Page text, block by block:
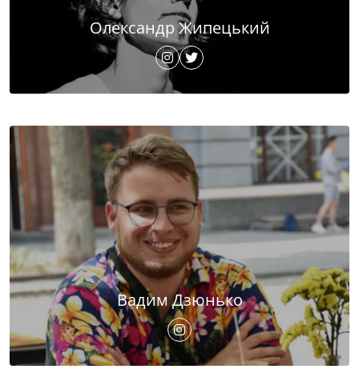
Олександр Жипецький
Вадим Дзюнько